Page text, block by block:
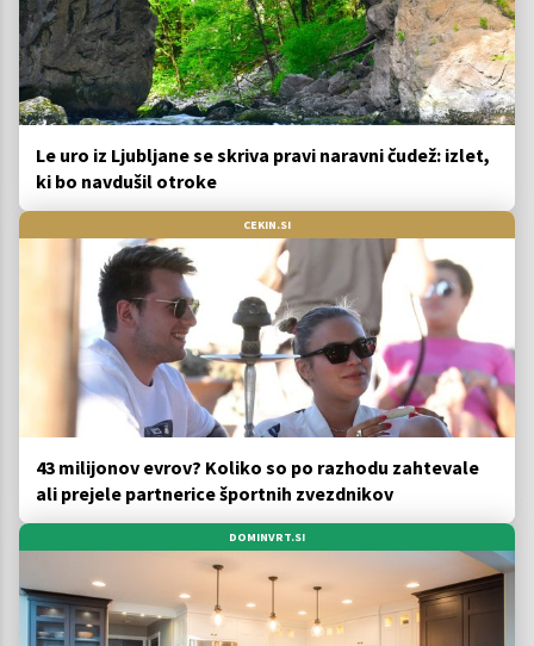
Le uro iz Ljubljane se skriva pravi naravni čudež: izlet,
ki bo navdušil otroke
CEKIN.SI
43 milijonov evrov? Koliko so po razhodu zahtevale
ali prejele partnerice športnih zvezdnikov
DOMINVRT.SI